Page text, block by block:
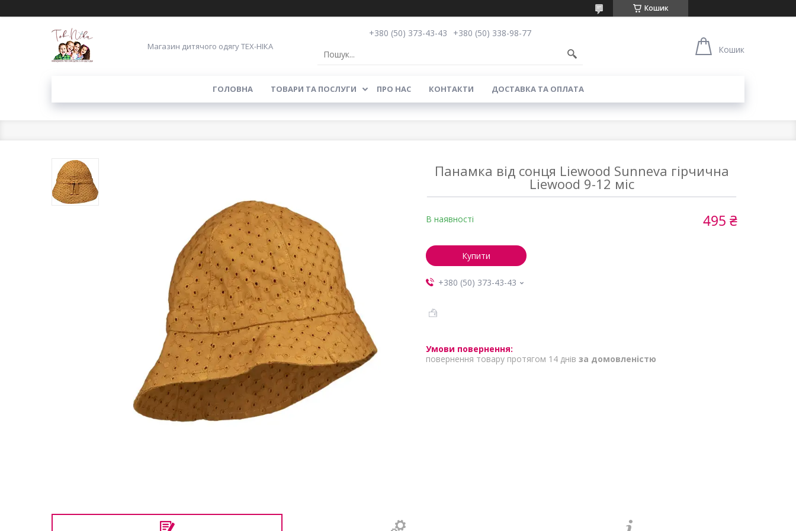
Кошик
Магазин дитячого одягу ТЕХ-НІКА
+380 (50) 373-43-43
+380 (50) 338-98-77
Кошик
ГОЛОВНА ТОВАРИ ТА ПОСЛУГИ ПРО НАС КОНТАКТИ ДОСТАВКА ТА ОПЛАТА
Панамка від сонця Liewood Sunneva гірчична
Liewood 9-12 міс
В наявності 495 ₴
Купити
+380 (50) 373-43-43
повернення товару протягом 14 днів за домовленістю